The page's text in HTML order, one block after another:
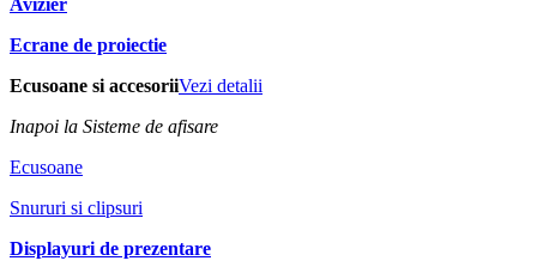
Avizier
Ecrane de proiectie
Ecusoane si accesoriiVezi detalii
Inapoi la Sisteme de afisare
Ecusoane
Snururi si clipsuri
Displayuri de prezentare